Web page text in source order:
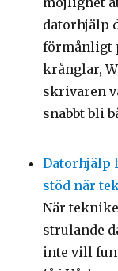
datorhjälp
förmånligt
krånglar,
skrivaren
snabbt bli
Datorhjälp
stöd när
När
strulande
inte vill